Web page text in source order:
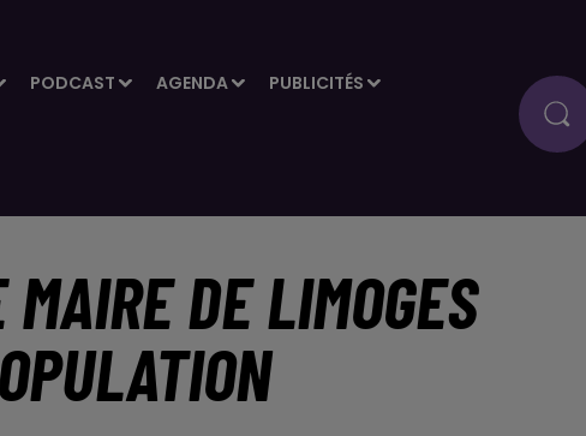
PODCAST AGENDA PUBLICITÉS
DE LIMOGES